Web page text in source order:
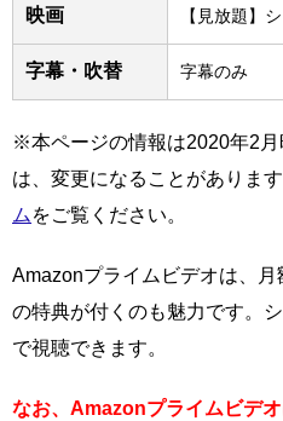
映画 【見放題】
字幕・吹替 字幕のみ
※本ページの情報は2020年2
は、変更になることがありま
ムをご覧ください。
Amazonプライムビデオは、
の特典が付くのも魅力です。
で視聴できます。
なお、Amazonプライムビデ